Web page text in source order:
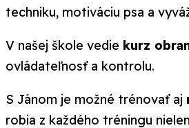
techniku, motiváciu psa a
V našej škole vedie kurz
ovládateľnosť a kontrolu.
S Jánom je možné trénovať aj
robia z každého tréningu